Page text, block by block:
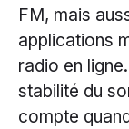
FM, mais
applications
radio en
stabilité du
compte